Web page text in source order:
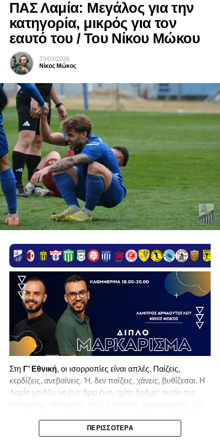
ΠΑΣ Λαμία: Μεγάλος για την
κατηγορία, μικρός για τον
εαυτό του / Του Νίκου Μώκου
23/03/2026
Νίκος Μώκος
Στη Γ’ Εθνική, οι ισορροπίες είναι απλές. Παίζεις,
κερδίζεις, ανεβαίνεις. Ή, δεν παίζεις, χάνεις, βυθίζεσαι. Η
Λαμία μοιάζει να έχει βρει έναν τρίτο δρόμο: αυτόν της
της κατηγορίας. Της συρρίκνωσης της ίδιας της
ΠΕΡΙΣΣΌΤΕΡΑ